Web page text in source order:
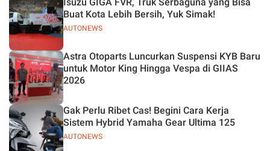
AUTONEWS
Buat Kota Lebih Bersih, Yuk Simak!
Astra Otoparts Luncurkan Suspensi KYB Baru
untuk Motor King Hingga Vespa di GIIAS
2026
AUTONEWS
Gak Perlu Ribet Cas! Begini Cara Kerja
Sistem Hybrid Yamaha Gear Ultima 125